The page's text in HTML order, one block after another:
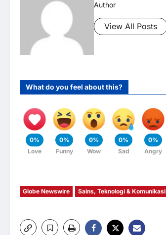
Author
View All Posts
What do you feel about this?
0%
Love
0%
Funny
0%
Wow
0%
Sad
0%
Angry
Globe Newswire Sains, Teknologi & Komunikasi